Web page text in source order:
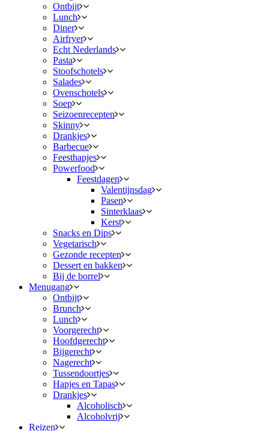
Ontbijt
Lunch
Diner
Airfryer
Echt Nederlands
Pasta
Stoofschotels
Salades
Ovenschotels
Soep
Seizoenrecepten
Skinny
Drankjes
Barbecue
Feesthapjes
Powerfood
Feestdagen
Valentijnsdag
Pasen
Sinterklaas
Kerst
Snacks en Dips
Vegetarisch
Gezonde recepten
Dessert en bakken
Bij de borrel
Menugang
Ontbijt
Brunch
Lunch
Voorgerecht
Hoofdgerecht
Bijgerecht
Nagerecht
Tussendoortjes
Hapjes en Tapas
Drankjes
Alcoholisch
Alcoholvrij
Reizen